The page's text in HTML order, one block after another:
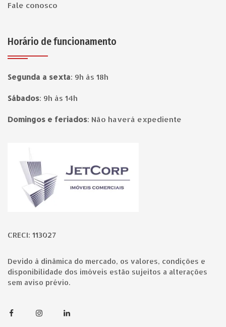
Fale conosco
Horário de funcionamento
Segunda a sexta: 9h às 18h
Sábados: 9h às 14h
Domingos e feriados: Não haverá expediente
CRECI: 113027
Devido à dinâmica do mercado, os valores, condições e
disponibilidade dos imóveis estão sujeitos a alterações
sem aviso prévio.
FacebookInstagramLinkedin